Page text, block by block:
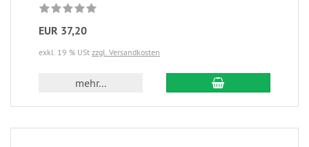
EUR 37,20
exkl. 19 % USt zzgl. Versandkosten
mehr...